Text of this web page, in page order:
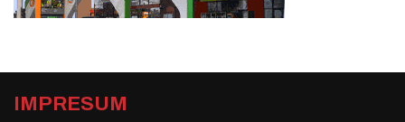
IMPRESUM